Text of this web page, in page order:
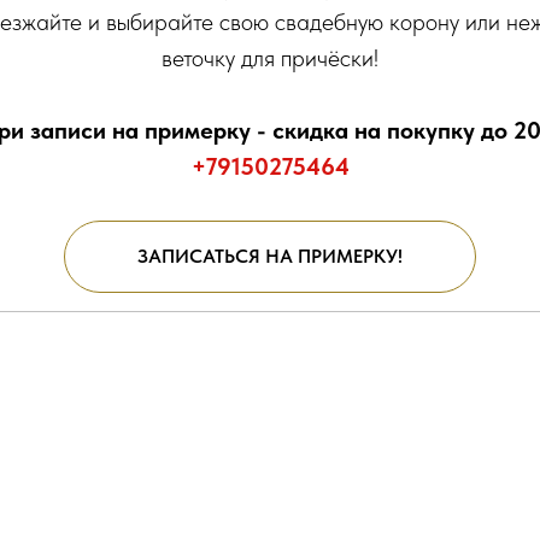
и выбирайте свою свадебную корону или
веточку для причёски!
записи на примерку - скидка на покупку до
+79150275464
ЗАПИСАТЬСЯ НА ПРИМЕРКУ!